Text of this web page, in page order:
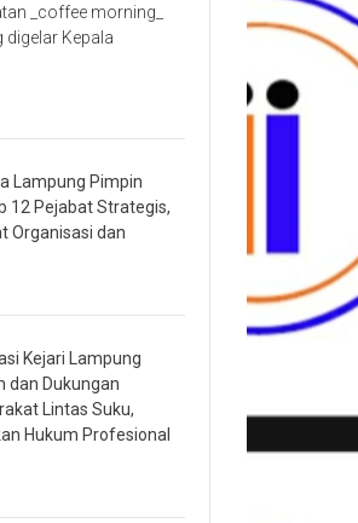
_coffee morning_
Kepala
Lampung Pimpin
12 Pejabat Strategis,
Organisasi dan
Kejari Lampung
dan Dukungan
Lintas Suku,
Hukum Profesional